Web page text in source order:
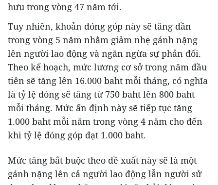
hưu trong vòng 47 năm tới.
Tuy nhiên, khoản đóng góp này sẽ tăng dần
trong vòng 5 năm nhằm giảm nhẹ gánh nặng
lên người lao động và ngăn ngừa sự phản đối.
Theo kế hoạch, mức lương cơ sở trong năm đầu
tiên sẽ tăng lên 16.000 baht mỗi tháng, có nghĩa
là tỷ lệ đóng sẽ tăng từ 750 baht lên 800 baht
mỗi tháng. Mức ấn định này sẽ tiếp tục tăng
1.000 baht mỗi năm trong vòng 4 năm cho đến
khi tỷ lệ đóng góp đạt 1.000 baht.
Mức tăng bắt buộc theo đề xuất này sẽ là một
gánh nặng lên cả người lao động lẫn người sử